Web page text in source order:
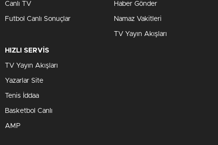
Canlı TV
Futbol Canlı Sonuçlar
Haber Gönder
Namaz Vakitleri
TV Yayın Akışları
HIZLI SERVİS
TV Yayın Akışları
Yazarlar Site
Tenis İddaa
Basketbol Canlı
AMP